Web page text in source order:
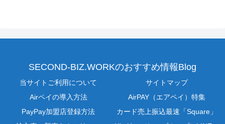
SECOND-BIZ.WORKのおすすめ情報Blog
当サイトご利用について
サイトマップ
Airペイの導入方法
AirPAY（エアペイ）特集
PayPay加盟店登録方法
カード売上振込最速「Square」